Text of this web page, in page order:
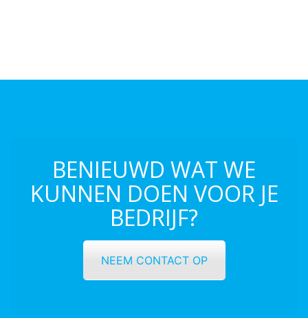
BENIEUWD WAT WE
KUNNEN DOEN VOOR JE
BEDRIJF?
NEEM CONTACT OP